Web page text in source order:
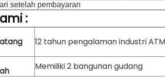
setelah pembayaran
:
12 tahun pengalaman industri
Memiliki 2 bangunan gudang